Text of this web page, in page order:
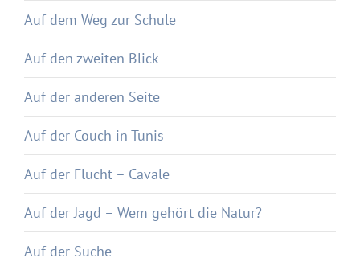
Auf dem Weg zur Schule
Auf den zweiten Blick
Auf der anderen Seite
Auf der Couch in Tunis
Auf der Flucht – Cavale
Auf der Jagd – Wem gehört die Natur?
Auf der Suche